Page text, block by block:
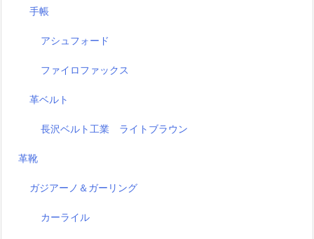
手帳
アシュフォード
ファイロファックス
革ベルト
長沢ベルト工業 ライトブラウン
革靴
ガジアーノ＆ガーリング
カーライル